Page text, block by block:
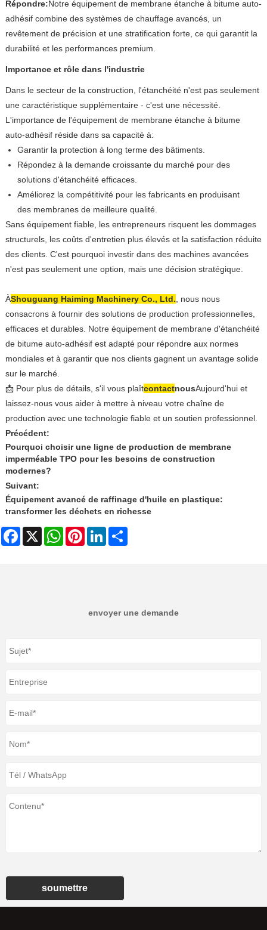
Répondre:Notre équipement de membrane étanche à bitume auto-
adhésif combine des systèmes de chauffage avancés, un
revêtement de précision et une stratification forte, ce qui garantit la
durabilité et les performances premium.
Importance et rôle dans l'industrie
Dans le secteur de la construction, l'étanchéité n'est pas seulement
une caractéristique supplémentaire - c'est une nécessité.
L'importance de l'équipement de membrane étanche à bitume
auto-adhésif réside dans sa capacité à:
Garantir la protection à long terme des bâtiments.
Répondez à la demande croissante du marché pour des
solutions d'étanchéité efficaces.
Améliorez la compétitivité pour les fabricants en produisant
des membranes de meilleure qualité.
Sans équipement fiable, les entrepreneurs risquent les dommages
structurels, les coûts d'entretien plus élevés et la satisfaction réduite
des clients. C'est pourquoi investir dans des machines avancées
n'est pas seulement une option, mais une décision stratégique.
ÀShouguang Haiming Machinery Co., Ltd. , nous nous
consacrons à fournir des solutions de production professionnelles,
efficaces et durables. Notre équipement de membrane d'étanchéité
de bitume auto-adhésif est adapté pour répondre aux normes
mondiales et à garantir que nos clients gagnent un avantage solide
sur le marché.
📩 Pour plus de détails, s'il vous plaîtcontactnousAujourd'hui et
laissez-nous vous aider à mettre à niveau votre chaîne de
production avec une technologie fiable et un soutien professionnel.
Précédent:
Pourquoi choisir une ligne de production de membrane
imperméable TPO pour les besoins de construction
modernes?
Suivant:
Équipement avancé de raffinage d'huile en plastique:
transformer les déchets en richesse
Facebook
X WhatsAppPinterestLinkedIn
envoyer une demande
soumettre